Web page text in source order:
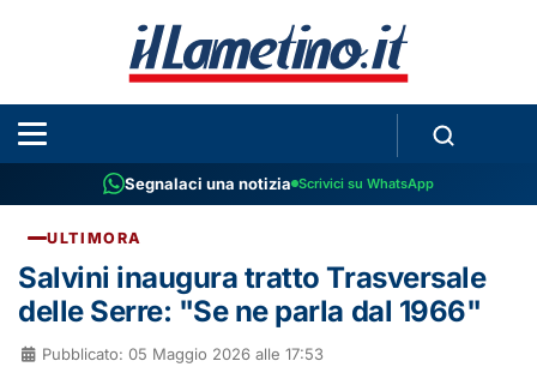
Segnalaci una notizia Scrivici su WhatsApp
ULTIMORA
Salvini inaugura tratto Trasversale
delle Serre: "Se ne parla dal 1966"
Pubblicato: 05 Maggio 2026 alle 17:53